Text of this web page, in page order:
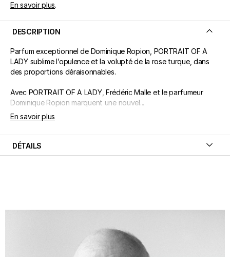
En savoir plus.
DESCRIPTION
Parfum exceptionnel de Dominique Ropion, PORTRAIT OF A
LADY sublime l’opulence et la volupté de la rose turque, dans
des proportions déraisonnables.
Avec PORTRAIT OF A LADY, Frédéric Malle et le parfumeur
Dominique Ropion marquent une nouvel...
En savoir plus
DÉTAILS